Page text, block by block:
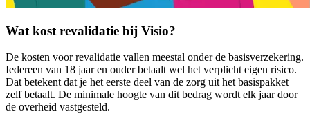
Wat kost revalidatie bij Visio?
De kosten voor revalidatie vallen meestal onder de basisverzekering.
Iedereen van 18 jaar en ouder betaalt wel het verplicht eigen risico.
Dat betekent dat je het eerste deel van de zorg uit het basispakket
zelf betaalt. De minimale hoogte van dit bedrag wordt elk jaar door
de overheid vastgesteld.